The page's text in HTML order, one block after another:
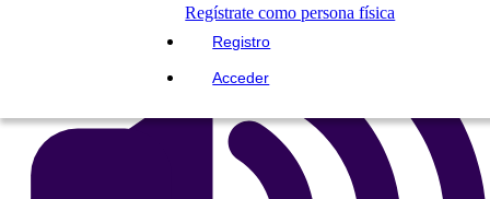
Regístrate como persona física
Registro
Acceder